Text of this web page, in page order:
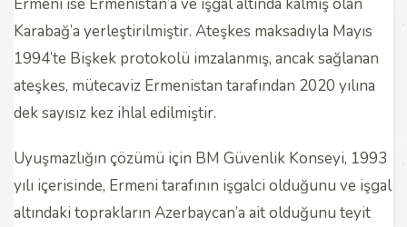
Karabağ’a yerleştirilmiştir. Ateşkes maksadıyla Mayıs
1994’te Bişkek protokolü imzalanmış, ancak sağlanan
ateşkes, mütecaviz Ermenistan tarafından 2020 yılına
dek sayısız kez ihlal edilmiştir.
Uyuşmazlığın çözümü için BM Güvenlik Konseyi, 1993
yılı içerisinde, Ermeni tarafının işgalci olduğunu ve işgal
altındaki toprakların Azerbaycan’a ait olduğunu teyit